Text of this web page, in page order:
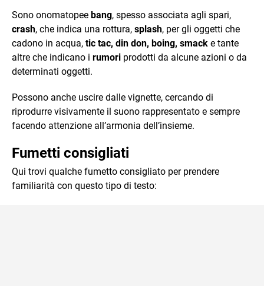
Sono onomatopee bang, spesso associata agli spari,
crash, che indica una rottura, splash, per gli oggetti che
cadono in acqua, tic tac, din don, boing, smack e tante
altre che indicano i rumori prodotti da alcune azioni o da
determinati oggetti.
Possono anche uscire dalle vignette, cercando di
riprodurre visivamente il suono rappresentato e sempre
facendo attenzione all’armonia dell’insieme.
Fumetti consigliati
Qui trovi qualche fumetto consigliato per prendere
familiarità con questo tipo di testo: